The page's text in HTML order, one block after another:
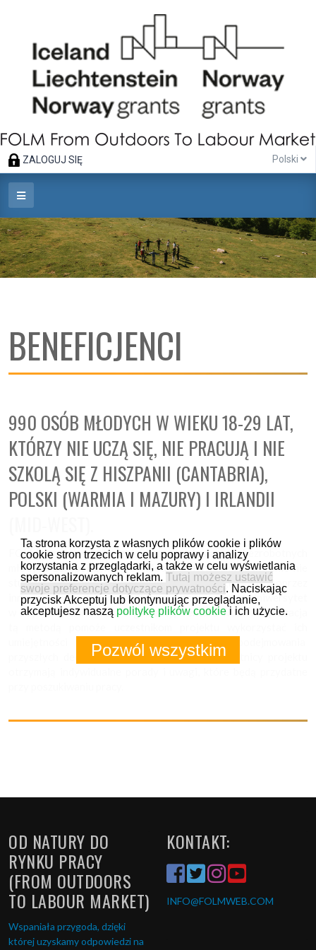
Ta strona korzysta z własnych plików cookie i plików
cookie stron trzecich w celu poprawy i analizy
korzystania z przeglądarki, a także w celu wyświetlania
spersonalizowanych reklam. Tutaj możesz ustawić
swoje preferencje dotyczące prywatności. Naciskając
przycisk Akceptuj lub kontynuując przeglądanie,
akceptujesz naszą politykę plików cookiei ich użycie.
Pozwól wszystkim
ZALOGUJ SIĘ Polski
BENEFICJENCI
990 OSÓB MŁODYCH W WIEKU 18-29 LAT,
KTÓRZY NIE UCZĄ SIĘ, NIE PRACUJĄ I NIE
SZKOLĄ SIĘ Z HISZPANII (CANTABRIA),
POLSKI (WARMIA I MAZURY) I IRLANDII
FOLM przyniesie korzyści prawie tysiącom bezrobotnych
młodych Europejczyków. Ci młodzi NEETS (którzy obecnie nie
studiują, ani nie pracują) zostaną zintegrowani poprzez
innowacyjny system nauczania, opracowany przez Uniwersytet
w Edynburgu i irlandzką organizację Venture Trust. Aktywizacja
umiejętności w poszukiwaniu zatrudnienia i podejmowania
przyszłych decyzji zawodowych. Ponadto uczestnicy projektu
OD NATURY DO
RYNKU PRACY
(FROM OUTDOORS
TO LABOUR MARKET)
Wspaniała przygoda, dzięki
której uzyskamy odpowiedzi na
KONTAKT:
INFO@FOLMWEB.COM